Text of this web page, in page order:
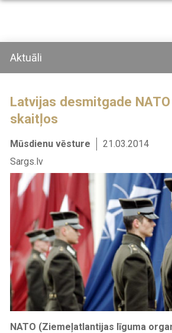
Pārlekt
saturu
Aktuāli
Latvijas desmitgade
skaitļos
Mūsdienu vēsture
21.03.2014
Sargs.lv
NATO (Ziemeļatlantijas līguma